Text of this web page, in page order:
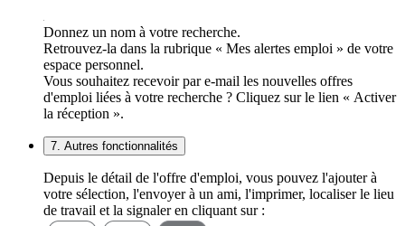
Donnez un nom à votre recherche.
Retrouvez-la dans la rubrique « Mes alertes emploi » de votre
espace personnel.
Vous souhaitez recevoir par e-mail les nouvelles offres
d'emploi liées à votre recherche ? Cliquez sur le lien « Activer
la réception ».
7. Autres fonctionnalités
Depuis le détail de l'offre d'emploi, vous pouvez l'ajouter à
votre sélection, l'envoyer à un ami, l'imprimer, localiser le lieu
de travail et la signaler en cliquant sur :